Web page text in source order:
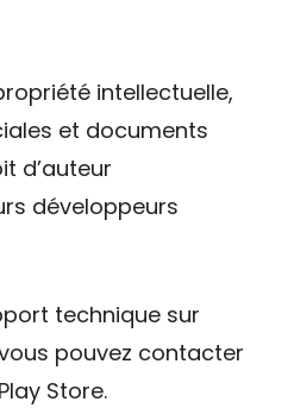
intellectuelle,
et documents
d’auteur
développeurs
technique sur
pouvez contacter
Store.